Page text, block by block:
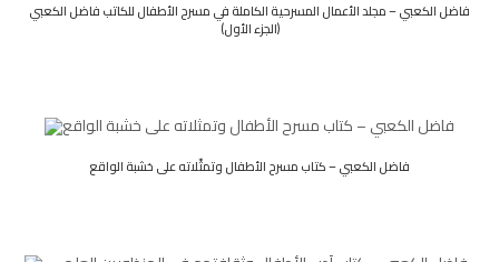
فاضل الكعبي – مجلد الأعمال المسرحية الكاملة في مسرح الأطفال للكاتب فاضل الكعبي
(الجزء الأول)
فاضل الكعبي – كتاب مسرح الأطفال وتمثّلاته على خشبة الواقع